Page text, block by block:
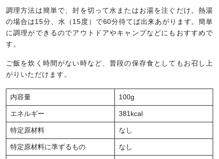
調理方法は簡単で、封を切って水またはお湯を注ぐだけ。熱湯
の場合は15分、水（15度）で60分待てば出来あがります。簡単
に調理ができるのでアウトドアやキャンプなどにもおすすめで
す。
ご飯を炊く時間がない時など、普段の保存食としてもお召し上
がりいただけます。
内容量 100g
エネルギー 381kcal
特定原材料 なし
特定原材料に準ずるもの なし